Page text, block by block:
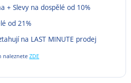
+ Slevy na dospělé od 10%
od 21%
na LAST MINUTE prodej
naleznete ZDE